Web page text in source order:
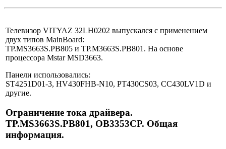
Телевизор VITYAZ 32LH0202 выпускался с применением
двух типов MainBoard:
TP.MS3663S.PB805 и TP.M3663S.PB801. На основе
процессора Mstar MSD3663.
Панели использовались:
ST4251D01-3, HV430FHB-N10, PT430CS03, CC430LV1D и
другие.
Ограничение тока драйвера.
TP.MS3663S.PB801, OB3353CP. Общая
информация.